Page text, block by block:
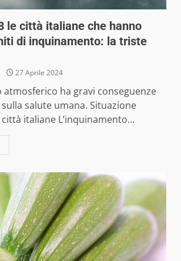
le città italiane che hanno
di inquinamento: la triste
27 Aprile 2024
atmosferico ha gravi conseguenze
salute umana. Situazione
italiane L’inquinamento...